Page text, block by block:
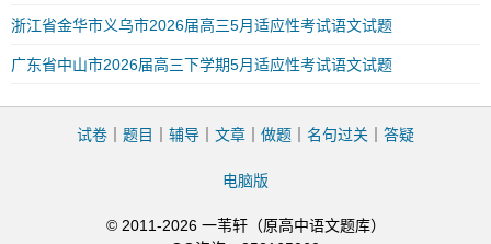
浙江省金华市义乌市2026届高三5月适应性考试语文试题
广东省中山市2026届高三下学期5月适应性考试语文试题
试卷 题目 辅导 文章 做题 名句过关 答疑
电脑版
© 2011-2026 一苇轩（原高中语文题库）